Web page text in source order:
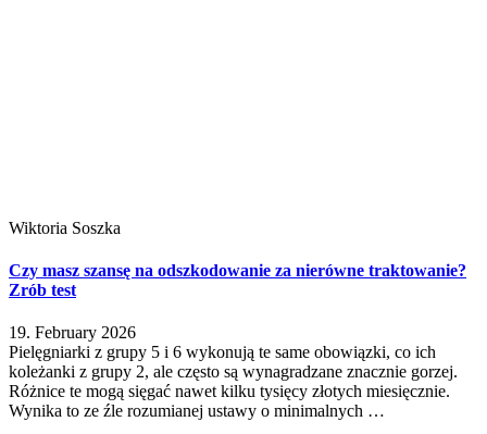
Wiktoria Soszka
Czy masz szansę na odszkodowanie za nierówne traktowanie?
Zrób test
19. February 2026
Pielęgniarki z grupy 5 i 6 wykonują te same obowiązki, co ich
koleżanki z grupy 2, ale często są wynagradzane znacznie gorzej.
Różnice te mogą sięgać nawet kilku tysięcy złotych miesięcznie.
Wynika to ze źle rozumianej ustawy o minimalnych …